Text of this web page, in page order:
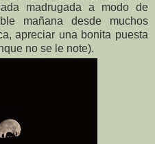
madrugada a modo de
mañana desde muchos
apreciar una bonita puesta
no se le note).